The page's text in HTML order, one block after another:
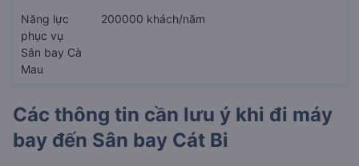
Năng lực
phục vụ
Sân bay Cà
Mau
200000 khách/năm
Các thông tin cần lưu ý khi đi máy
bay đến Sân bay Cát Bi